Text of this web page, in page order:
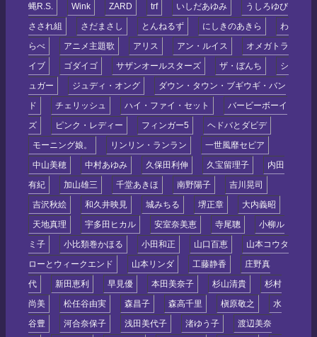
蝿R.S.
Wink ZARD trf いしだあゆみ
うしろゆび
さされ組
さだまさし とんねるず にしきのあきら
わ
らべ
アニメ主題歌 アリス アン・ルイス
オメガトラ
イブ
ゴダイゴ サザンオールスターズ ザ・ぼんち
シ
ュガー
ジュディ・オング
ダウン・タウン・ブギウギ・バン
ド
チェリッシュ ハイ・ファイ・セット
バービーボーイ
ズ
ピンク・レディー フィンガー5
ヘドバとダビデ
モーニング娘。
リンリン・ランラン
一世風靡セピア
中山美穂
中村あゆみ 久保田利伸 久宝留理子
内田
有紀
加山雄三 千堂あきほ 南野陽子
吉川晃司
吉沢秋絵
和久井映見 城みちる 堺正章
大内義昭
天地真理
宇多田ヒカル 安室奈美恵 寺尾聰
小柳ル
ミ子
小比類巻かほる 小田和正 山口百恵
山本コウタ
ローとウィークエンド
山本リンダ 工藤静香
庄野真
代
新田恵利 早見優 本田美奈子 杉山清貴
杉村
尚美
松任谷由実 森昌子 森高千里 槇原敬之
水
谷豊
河合奈保子 浅田美代子 渚ゆう子 渡辺美奈